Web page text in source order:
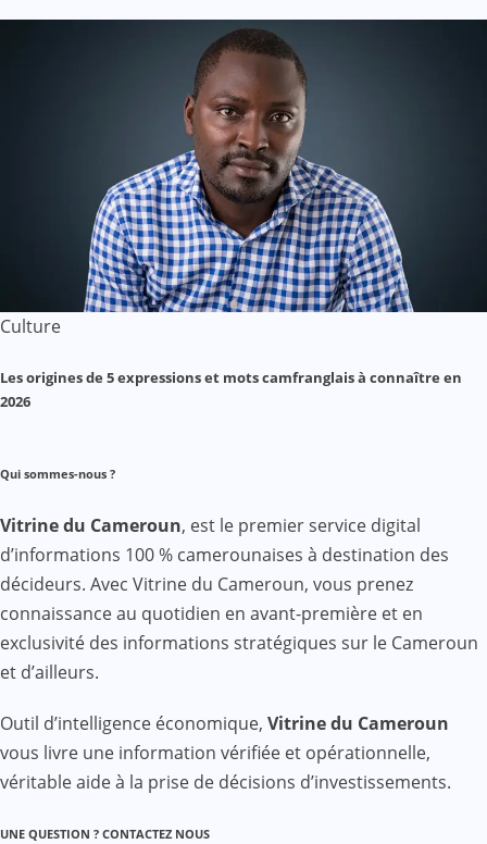
Culture
Les origines de 5 expressions et mots camfranglais à connaître en
2026
Qui sommes-nous ?
Vitrine du Cameroun, est le premier service digital
d’informations 100 % camerounaises à destination des
décideurs. Avec Vitrine du Cameroun, vous prenez
connaissance au quotidien en avant-première et en
exclusivité des informations stratégiques sur le Cameroun
et d’ailleurs.
Outil d’intelligence économique, Vitrine du Cameroun
vous livre une information vérifiée et opérationnelle,
véritable aide à la prise de décisions d’investissements.
UNE QUESTION ? CONTACTEZ NOUS